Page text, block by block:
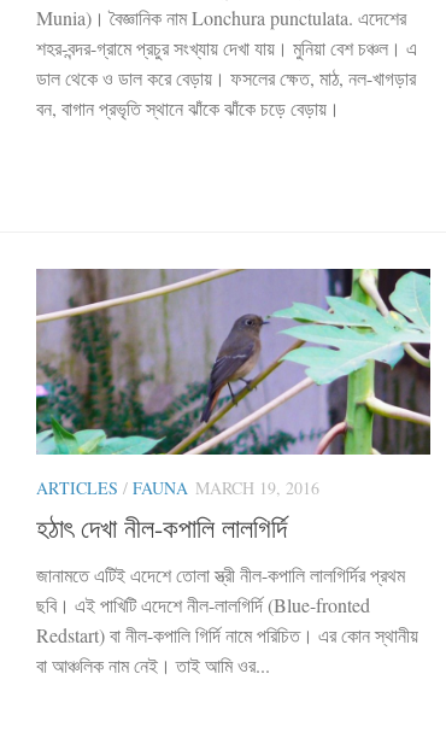
Munia)। বৈজ্ঞানিক নাম Lonchura punctulata. এদেশের
শহর-বন্দর-গ্রামে প্রচুর সংখ্যায় দেখা যায়। মুনিয়া বেশ চঞ্চল। এ
ডাল থেকে ও ডাল করে বেড়ায়। ফসলের ক্ষেত, মাঠ, নল-খাগড়ার
বন, বাগান প্রভৃতি স্থানে ঝাঁকে ঝাঁকে চড়ে বেড়ায়।
ARTICLES / FAUNA MARCH 19, 2016
হঠাৎ দেখা নীল-কপালি লালগির্দি
জানামতে এটিই এদেশে তোলা স্ত্রী নীল-কপালি লালগির্দির প্রথম
ছবি। এই পাখিটি এদেশে নীল-লালগির্দি (Blue-fronted
Redstart) বা নীল-কপালি গির্দি নামে পরিচিত। এর কোন স্থানীয়
বা আঞ্চলিক নাম নেই। তাই আমি ওর...